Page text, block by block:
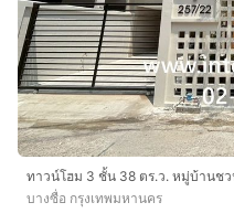
บางซื่อ กรุงเทพมหานคร